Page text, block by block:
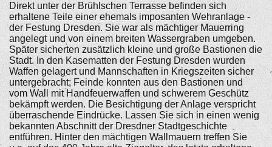
Direkt unter der Brühlschen Terrasse befinden sich
erhaltene Teile einer ehemals imposanten Wehranlage -
der Festung Dresden. Sie war als mächtiger Mauerring
angelegt und von einem breiten Wassergraben umgeben.
Später sicherten zusätzlich kleine und große Bastionen die
Stadt. In den Kasematten der Festung Dresden wurden
Waffen gelagert und Mannschaften in Kriegszeiten sicher
untergebracht; Feinde konnten aus den Bastionen und
vom Wall mit Handfeuerwaffen und schwerem Geschütz
bekämpft werden. Die Besichtigung der Anlage verspricht
überraschende Eindrücke. Lassen Sie sich in einen wenig
bekannten Abschnitt der Dresdner Stadtgeschichte
entführen. Hinter den mächtigen Wallmauern treffen Sie